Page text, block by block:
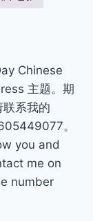
Chinese
主题。期
系我的
。
you and
me on
number